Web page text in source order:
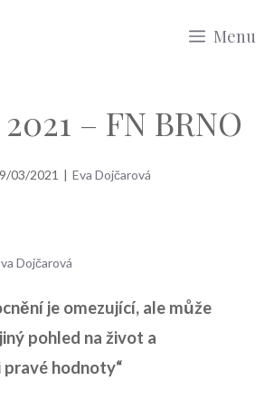
Menu
– FN BRNO
03/2021 | Eva Dojčarová
Dojčarová
je omezující, ale může
pohled na život a
hodnoty“